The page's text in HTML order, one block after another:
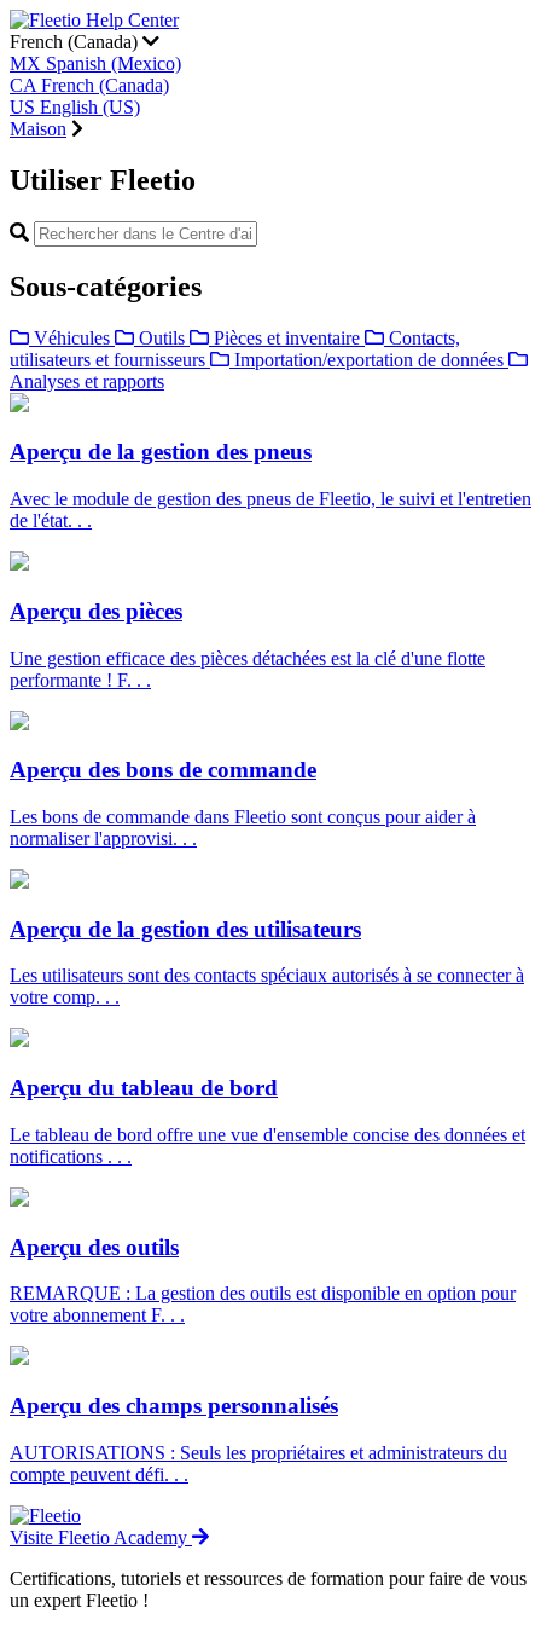
French (Canada)
MX Spanish (Mexico)
CA French (Canada)
US English (US)
Maison
Utiliser Fleetio
Sous-catégories
Véhicules Outils Pièces et inventaire
Contacts,
utilisateurs et fournisseurs
Importation/exportation de données
Analyses et rapports
Aperçu de la gestion des pneus
Avec le module de gestion des pneus de Fleetio, le suivi et l'entretien
de l'état. . .
Aperçu des pièces
Une gestion efficace des pièces détachées est la clé d'une flotte
performante ! F. . .
Aperçu des bons de commande
Les bons de commande dans Fleetio sont conçus pour aider à
normaliser l'approvisi. . .
Aperçu de la gestion des utilisateurs
Les utilisateurs sont des contacts spéciaux autorisés à se connecter à
votre comp. . .
Aperçu du tableau de bord
Le tableau de bord offre une vue d'ensemble concise des données et
notifications . . .
Aperçu des outils
REMARQUE : La gestion des outils est disponible en option pour
votre abonnement F. . .
Aperçu des champs personnalisés
AUTORISATIONS : Seuls les propriétaires et administrateurs du
compte peuvent défi. . .
Visite Fleetio Academy
Certifications, tutoriels et ressources de formation pour faire de vous
un expert Fleetio !